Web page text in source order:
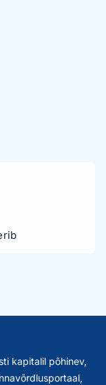
kapitalil põhinev,